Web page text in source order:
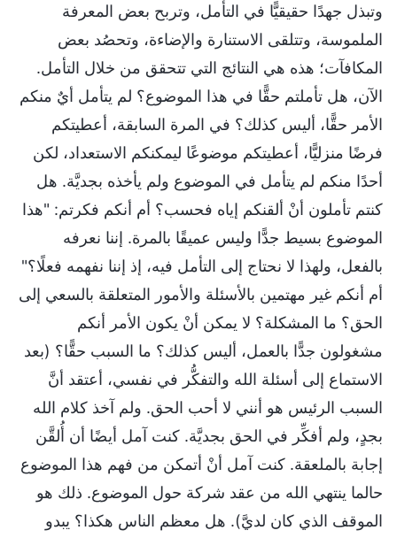
وتبذل جهدًا حقيقيًّا في التأمل، وتربح بعض المعرفة
الملموسة، وتتلقى الاستنارة والإضاءة، وتحصُد بعض
المكافآت؛ هذه هي النتائج التي تتحقق من خلال التأمل.
الآن، هل تأملتم حقًّا في هذا الموضوع؟ لم يتأمل أيٌ منكم
الأمر حقًّا، أليس كذلك؟ في المرة السابقة، أعطيتكم
فرضًا منزليًّا، أعطيتكم موضوعًا ليمكنكم الاستعداد، لكن
أحدًا منكم لم يتأمل في الموضوع ولم يأخذه بجديَّة. هل
كنتم تأملون أنْ ألقنكم إياه فحسب؟ أم أنكم فكرتم: "هذا
الموضوع بسيط جدًّا وليس عميقًا بالمرة. إننا نعرفه
بالفعل، ولهذا لا نحتاج إلى التأمل فيه، إذ إننا نفهمه فعلًا؟"
أم أنكم غير مهتمين بالأسئلة والأمور المتعلقة بالسعي إلى
الحق؟ ما المشكلة؟ لا يمكن أنْ يكون الأمر أنكم
مشغولون جدًّا بالعمل، أليس كذلك؟ ما السبب حقًّا؟ (بعد
الاستماع إلى أسئلة الله والتفكُّر في نفسي، أعتقد أنَّ
السبب الرئيس هو أنني لا أحب الحق. ولم آخذ كلام الله
بجدٍ، ولم أفكِّر في الحق بجديَّة. كنت آمل أيضًا أن أُلقَّن
إجابة بالملعقة. كنت آمل أنْ أتمكن من فهم هذا الموضوع
حالما ينتهي الله من عقد شركة حول الموضوع. ذلك هو
الموقف الذي كان لديَّ). هل معظم الناس هكذا؟ يبدو